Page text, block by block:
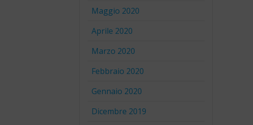
Maggio 2020
Aprile 2020
Marzo 2020
Febbraio 2020
Gennaio 2020
Dicembre 2019